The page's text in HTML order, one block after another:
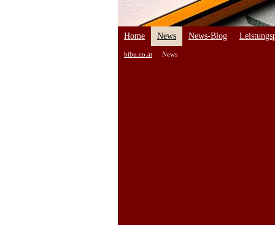
Home News News-Blog
bibu.co.at News